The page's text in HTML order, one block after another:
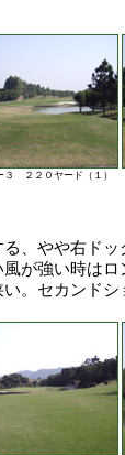
２２０ヤード（１）
、やや右ド
が強い時は
。セカンド